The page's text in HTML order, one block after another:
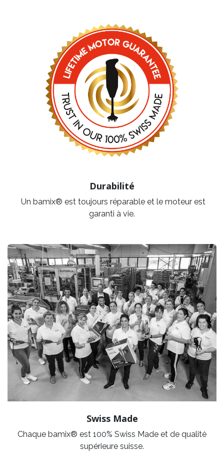
Durabilité
Un bamix® est toujours réparable et le moteur est
garanti à vie.
Swiss Made
Chaque bamix® est 100% Swiss Made et de qualité
supérieure suisse.